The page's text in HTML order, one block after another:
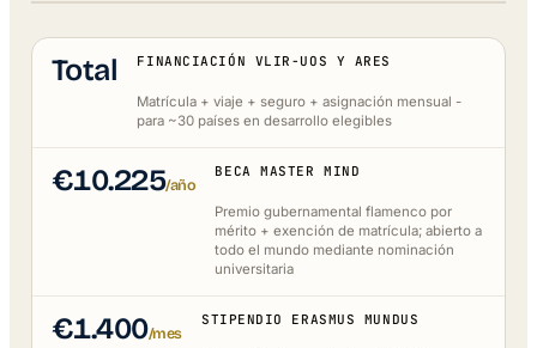
Total FINANCIACIÓN VLIR-UOS Y ARES
Matrícula + viaje + seguro + asignación mensual -
para ~30 países en desarrollo elegibles
€10.225/año
BECA MASTER MIND
Premio gubernamental flamenco por
mérito + exención de matrícula; abierto a
todo el mundo mediante nominación
universitaria
€1.400/mes
STIPENDIO ERASMUS MUNDUS